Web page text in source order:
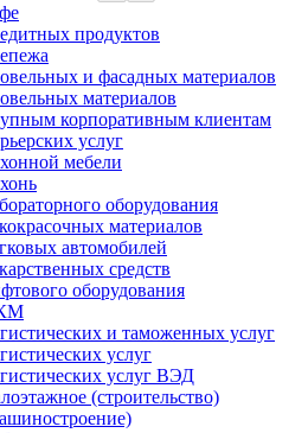
продуктов
и фасадных материалов
материалов
корпоративным клиентам
услуг
мебели
оборудования
материалов
автомобилей
средств
оборудования
и таможенных услуг
услуг
услуг ВЭД
(строительство)